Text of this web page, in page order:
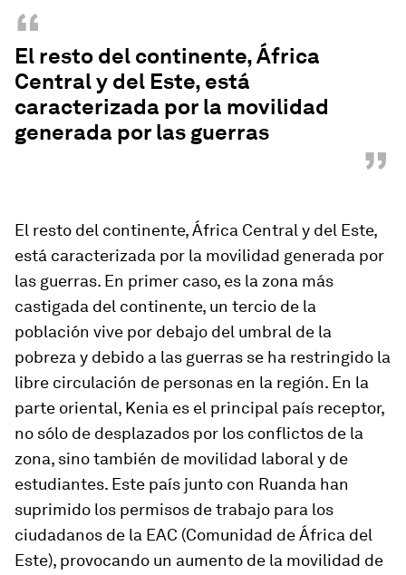
“
El resto del continente, África
Central y del Este, está
caracterizada por la movilidad
generada por las guerras
”
El resto del continente, África Central y del Este,
está caracterizada por la movilidad generada por
las guerras. En primer caso, es la zona más
castigada del continente, un tercio de la
población vive por debajo del umbral de la
pobreza y debido a las guerras se ha restringido la
libre circulación de personas en la región. En la
parte oriental, Kenia es el principal país receptor,
no sólo de desplazados por los conflictos de la
zona, sino también de movilidad laboral y de
estudiantes. Este país junto con Ruanda han
suprimido los permisos de trabajo para los
ciudadanos de la EAC (Comunidad de África del
Este), provocando un aumento de la movilidad de